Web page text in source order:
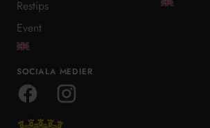
Restips
Event
SOCIALA MEDIER
Facebook